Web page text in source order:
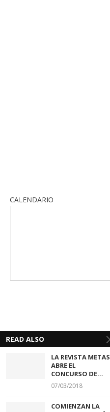
CALENDARIO
READ ALSO
LA REVISTA METAS
ABRE EL
CONCURSO DE...
07/03/2018
COMIENZAN LA